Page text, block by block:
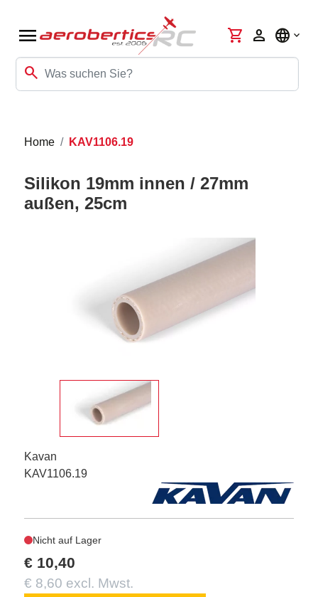
menu
search
shopping_cart person language
Home KAV1106.19
Silikon 19mm innen / 27mm
außen, 25cm
Kavan
KAV1106.19
Nicht auf Lager
€ 10,40
€ 8,60 excl. Mwst.